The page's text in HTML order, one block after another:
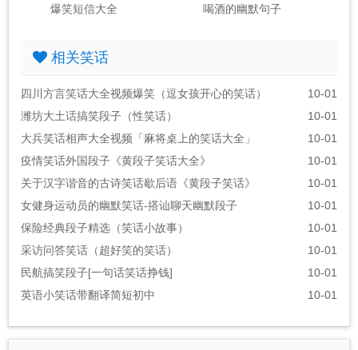
爆笑短信大全
喝酒的幽默句子
相关笑话
四川方言笑话大全视频爆笑（逗女孩开心的笑话）
10-01
潍坊大土话搞笑段子（性笑话）
10-01
大兵笑话相声大全视频「麻将桌上的笑话大全」
10-01
疫情笑话外国段子《黄段子笑话大全》
10-01
关于汉字谐音的古诗笑话歇后语《黄段子笑话》
10-01
女健身运动员的幽默笑话-搭讪聊天幽默段子
10-01
保险经典段子精选（笑话小故事）
10-01
采访问答笑话（超好笑的笑话）
10-01
民航搞笑段子[一句话笑话挣钱]
10-01
英语小笑话带翻译简短初中
10-01